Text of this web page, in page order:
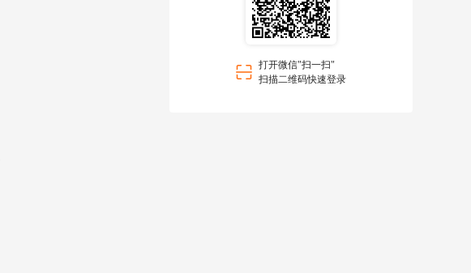
打开微信"扫一扫"
扫描二维码快速登录